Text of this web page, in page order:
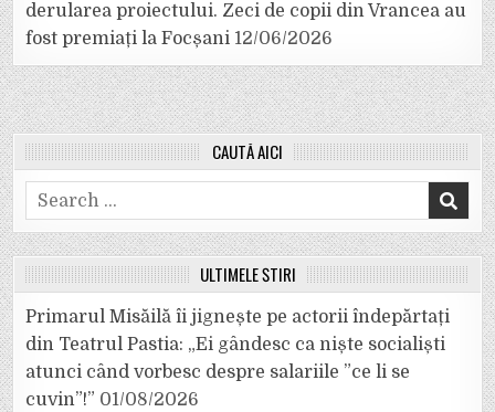
derularea proiectului. Zeci de copii din Vrancea au
fost premiați la Focșani 12/06/2026
CAUTĂ AICI
Search
for:
ULTIMELE ȘTIRI
Primarul Misăilă îi jignește pe actorii îndepărtați
din Teatrul Pastia: „Ei gândesc ca niște socialiști
atunci când vorbesc despre salariile ”ce li se
cuvin”!” 01/08/2026